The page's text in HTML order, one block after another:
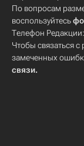
По вопросам
воспользуйтесь
Телефон Редакции:
Чтобы связаться
замеченных
связи.